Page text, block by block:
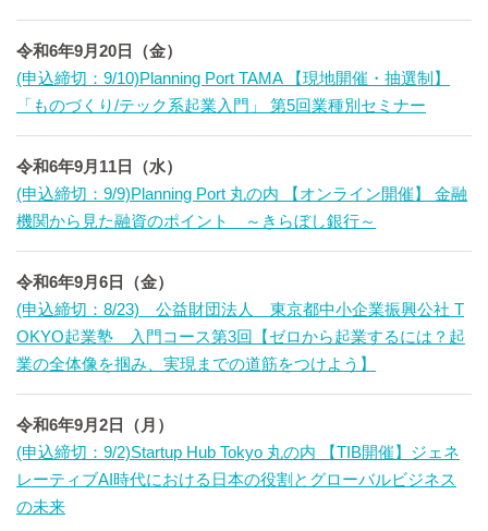
令和6年9月20日（金）
(申込締切：9/10)Planning Port TAMA 【現地開催・抽選制】
「ものづくり/テック系起業入門」 第5回業種別セミナー
令和6年9月11日（水）
(申込締切：9/9)Planning Port 丸の内 【オンライン開催】 金融
機関から見た融資のポイント ～きらぼし銀行～
令和6年9月6日（金）
(申込締切：8/23) 公益財団法人 東京都中小企業振興公社 T
OKYO起業塾 入門コース第3回【ゼロから起業するには？起
業の全体像を掴み、実現までの道筋をつけよう】
令和6年9月2日（月）
(申込締切：9/2)Startup Hub Tokyo 丸の内 【TIB開催】ジェネ
レーティブAI時代における日本の役割とグローバルビジネス
の未来